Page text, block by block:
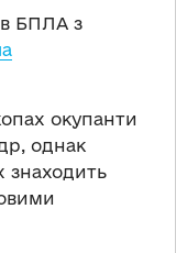
БПЛА з
окупанти
однак
знаходить